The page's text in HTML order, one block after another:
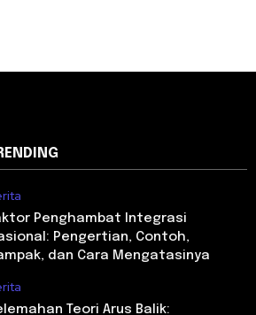
Penghambat Integrasi
Pengertian, Contoh,
dan Cara Mengatasinya
Teori Arus Balik: